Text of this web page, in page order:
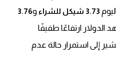
3.73 شيكل للشراء و3.76
الدولار ارتفاعًا طفيفًا
إلى استمرار حالة عدم